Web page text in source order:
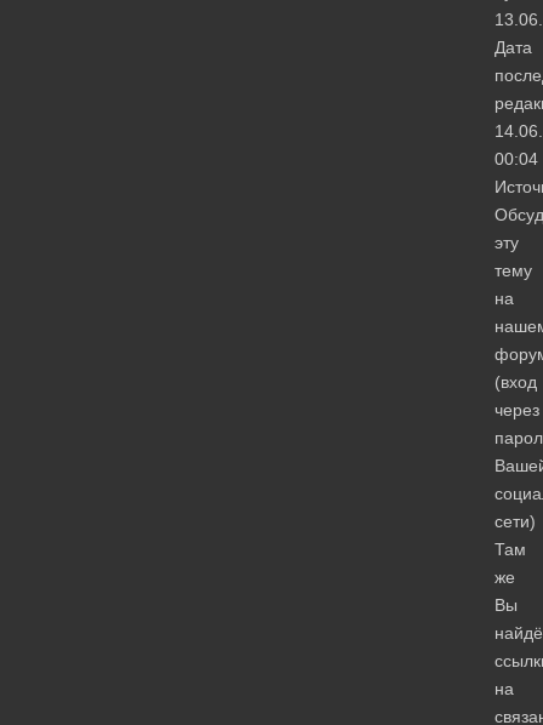
Дата
00:04
эту
тему
на
(вход
через
сети)
Там
же
Вы
на